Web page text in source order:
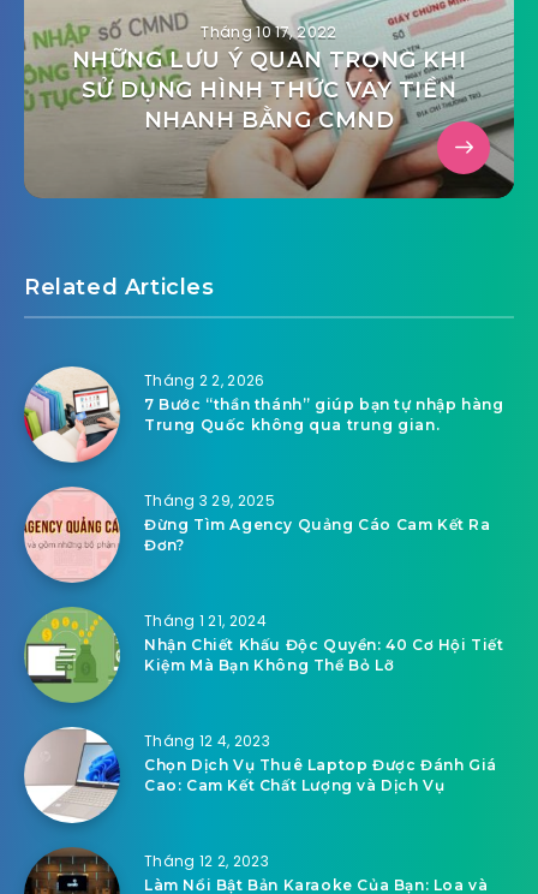
Tháng 10 17, 2022
NHỮNG LƯU Ý QUAN TRỌNG KHI
SỬ DỤNG HÌNH THỨC VAY TIỀN
NHANH BẰNG CMND
Related Articles
Tháng 2 2, 2026
7 Bước “thần thánh” giúp bạn tự nhập hàng
Trung Quốc không qua trung gian.
Tháng 3 29, 2025
Đừng Tìm Agency Quảng Cáo Cam Kết Ra
Đơn?
Tháng 1 21, 2024
Nhận Chiết Khấu Độc Quyền: 40 Cơ Hội Tiết
Kiệm Mà Bạn Không Thể Bỏ Lỡ
Tháng 12 4, 2023
Chọn Dịch Vụ Thuê Laptop Được Đánh Giá
Cao: Cam Kết Chất Lượng và Dịch Vụ
Tháng 12 2, 2023
Làm Nổi Bật Bản Karaoke Của Bạn: Loa và